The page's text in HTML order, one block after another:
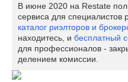
В июне 2020 на Restate
сервиса для специалистов
каталог риэлторов и
находитесь, и бесплатный
для профессионалов -
делением комиссии.